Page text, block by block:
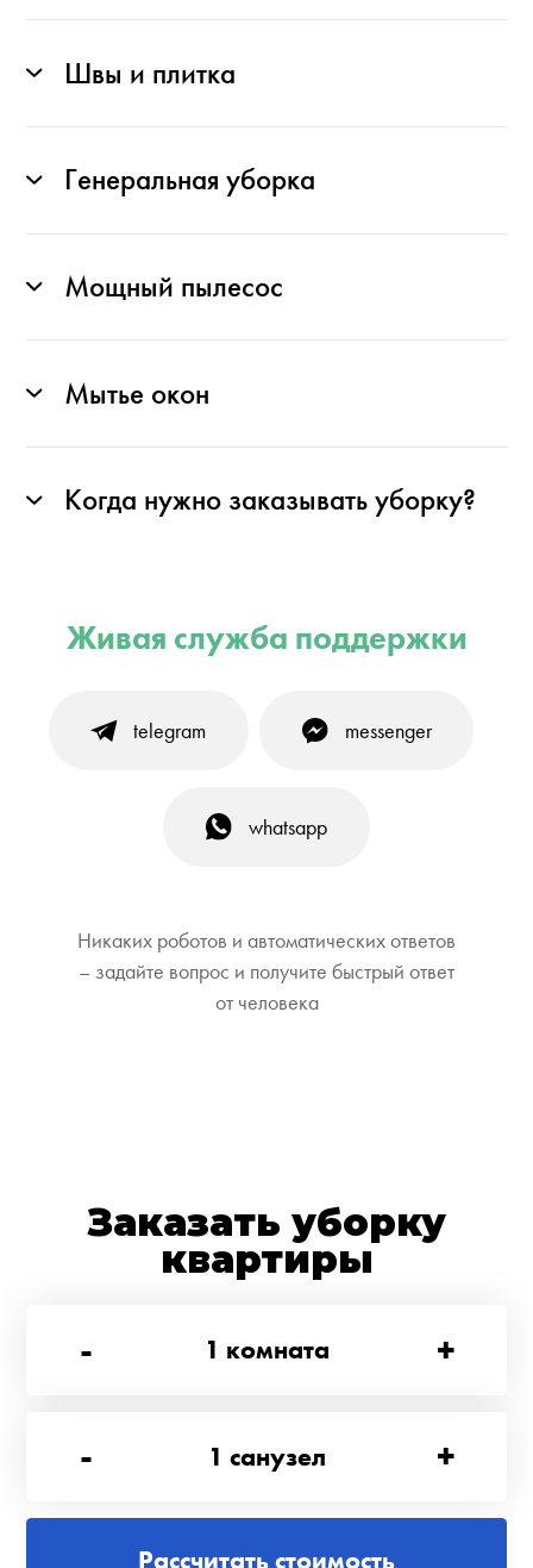
Швы и плитка
Генеральная уборка
Мощный пылесос
Мытье окон
Когда нужно заказывать уборку?
Живая служба поддержки
telegram messenger
whatsapp
Никаких роботов и автоматических ответов
– задайте вопрос и получите быстрый ответ
от человека
Заказать уборку
квартиры
-
1 комната +
- 1 санузел +
Рассчитать стоимость